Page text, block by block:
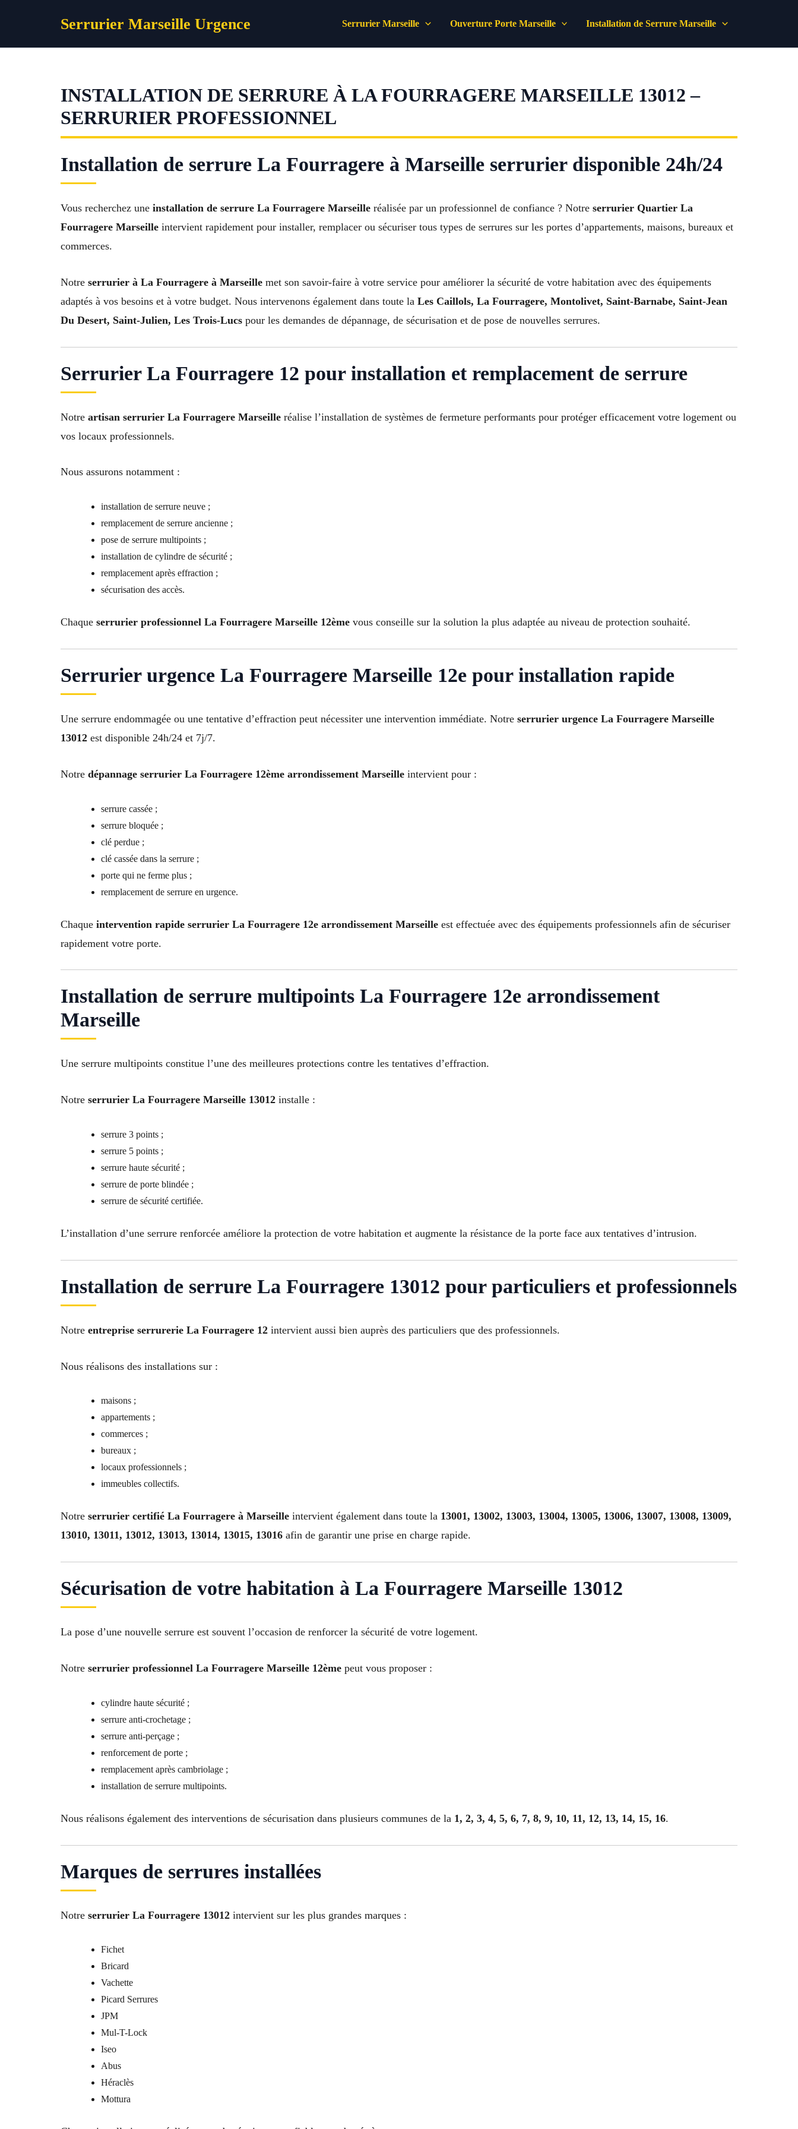
Serrurier Marseille Urgence Serrurier Marseille Ouverture Porte Marseille Installation de Serrure Marseille
INSTALLATION DE SERRURE À LA FOURRAGERE MARSEILLE 13012 –
SERRURIER PROFESSIONNEL
Installation de serrure La Fourragere à Marseille serrurier disponible 24h/24
Vous recherchez une installation de serrure La Fourragere Marseille réalisée par un professionnel de confiance ? Notre serrurier Quartier La
Fourragere Marseille intervient rapidement pour installer, remplacer ou sécuriser tous types de serrures sur les portes d’appartements, maisons, bureaux et
commerces.
Notre serrurier à La Fourragere à Marseille met son savoir-faire à votre service pour améliorer la sécurité de votre habitation avec des équipements
adaptés à vos besoins et à votre budget. Nous intervenons également dans toute la Les Caillols, La Fourragere, Montolivet, Saint-Barnabe, Saint-Jean
Du Desert, Saint-Julien, Les Trois-Lucs pour les demandes de dépannage, de sécurisation et de pose de nouvelles serrures.
Serrurier La Fourragere 12 pour installation et remplacement de serrure
Notre artisan serrurier La Fourragere Marseille réalise l’installation de systèmes de fermeture performants pour protéger efficacement votre logement ou
vos locaux professionnels.
Nous assurons notamment :
installation de serrure neuve ;
remplacement de serrure ancienne ;
pose de serrure multipoints ;
installation de cylindre de sécurité ;
remplacement après effraction ;
sécurisation des accès.
Chaque serrurier professionnel La Fourragere Marseille 12ème vous conseille sur la solution la plus adaptée au niveau de protection souhaité.
Serrurier urgence La Fourragere Marseille 12e pour installation rapide
Une serrure endommagée ou une tentative d’effraction peut nécessiter une intervention immédiate. Notre serrurier urgence La Fourragere Marseille
13012 est disponible 24h/24 et 7j/7.
Notre dépannage serrurier La Fourragere 12ème arrondissement Marseille intervient pour :
serrure cassée ;
serrure bloquée ;
clé perdue ;
clé cassée dans la serrure ;
porte qui ne ferme plus ;
remplacement de serrure en urgence.
Chaque intervention rapide serrurier La Fourragere 12e arrondissement Marseille est effectuée avec des équipements professionnels afin de sécuriser
rapidement votre porte.
Installation de serrure multipoints La Fourragere 12e arrondissement
Marseille
Une serrure multipoints constitue l’une des meilleures protections contre les tentatives d’effraction.
Notre serrurier La Fourragere Marseille 13012 installe :
serrure 3 points ;
serrure 5 points ;
serrure haute sécurité ;
serrure de porte blindée ;
serrure de sécurité certifiée.
L’installation d’une serrure renforcée améliore la protection de votre habitation et augmente la résistance de la porte face aux tentatives d’intrusion.
Installation de serrure La Fourragere 13012 pour particuliers et professionnels
Notre entreprise serrurerie La Fourragere 12 intervient aussi bien auprès des particuliers que des professionnels.
Nous réalisons des installations sur :
maisons ;
appartements ;
commerces ;
bureaux ;
locaux professionnels ;
immeubles collectifs.
Notre serrurier certifié La Fourragere à Marseille intervient également dans toute la 13001, 13002, 13003, 13004, 13005, 13006, 13007, 13008, 13009,
13010, 13011, 13012, 13013, 13014, 13015, 13016 afin de garantir une prise en charge rapide.
Sécurisation de votre habitation à La Fourragere Marseille 13012
La pose d’une nouvelle serrure est souvent l’occasion de renforcer la sécurité de votre logement.
Notre serrurier professionnel La Fourragere Marseille 12ème peut vous proposer :
cylindre haute sécurité ;
serrure anti-crochetage ;
serrure anti-perçage ;
renforcement de porte ;
remplacement après cambriolage ;
installation de serrure multipoints.
Nous réalisons également des interventions de sécurisation dans plusieurs communes de la 1, 2, 3, 4, 5, 6, 7, 8, 9, 10, 11, 12, 13, 14, 15, 16.
Marques de serrures installées
Notre serrurier La Fourragere 13012 intervient sur les plus grandes marques :
Fichet
Bricard
Vachette
Picard Serrures
JPM
Mul-T-Lock
Iseo
Abus
Héraclès
Mottura